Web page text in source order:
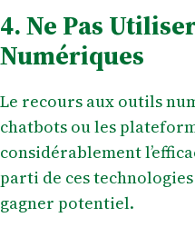
4. Ne Pas
Numériques
Le recours aux outils
chatbots ou les
considérablement
parti de ces
gagner potentiel.